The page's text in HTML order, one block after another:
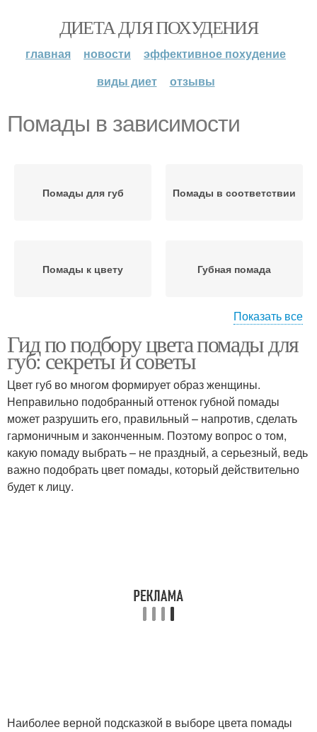
ДИЕТА ДЛЯ ПОХУДЕНИЯ
главная новости
эффективное похудение
виды диет
отзывы
Помады в зависимости
Помады для губ Помады в соответствии
Помады к цвету Губная помада
Помады для
определенного макияжа
Помады для рыжих
Помады с тоном Помады по цветотипу
Показать все
Гид по подбору цвета помады для
губ: секреты и советы
Цвет губ во многом формирует образ женщины.
Неправильно подобранный оттенок губной помады
может разрушить его, правильный – напротив, сделать
гармоничным и законченным. Поэтому вопрос о том,
какую помаду выбрать – не праздный, а серьезный, ведь
важно подобрать цвет помады, который действительно
будет к лицу.
Наиболее верной подсказкой в выборе цвета помады